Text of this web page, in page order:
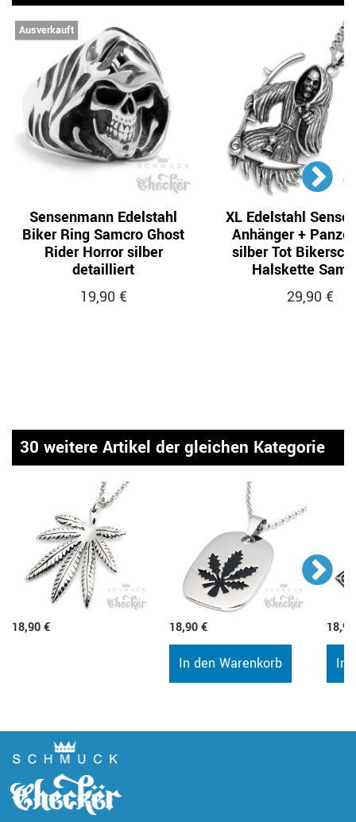
Ausverkauft
Sensenmann Edelstahl
Biker Ring Samcro Ghost
Rider Horror silber
detailliert
19,90 €
XL Edelstahl
Anhänger +
silber Tot
Halskette
29,90 €
30 weitere Artikel der gleichen Kategorie
18,90 € 18,90 €
In den Warenkorb In